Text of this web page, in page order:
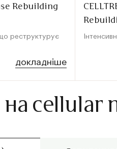
Rebuilding
реструктурує
докладніше
на cellular